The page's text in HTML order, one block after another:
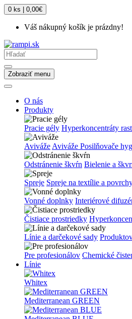
0 ks | 0,00€
Váš nákupný košík je prázdny!
Zobraziť menu
O nás
Produkty
Pracie gély Hyperkoncentráty
Aviváže Aviváže Posilňovače
Odstránenie škvŕn Bielenie a
Spreje Spreje na textílie a
Vonné doplnky Interiérové
Čistiace prostriedky
Línie a darčekové sady
Pre profesionálov Chemické
Línie
Whitex
Mediterranean GREEN